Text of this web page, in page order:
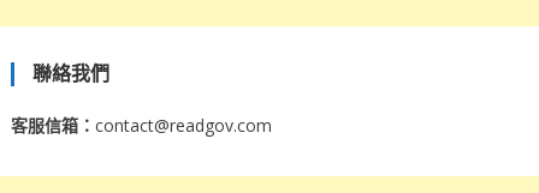
聯絡我們
客服信箱： contact@readgov.com